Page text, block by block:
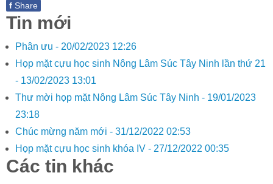
f Share
Tin mới
Phân ưu - 20/02/2023 12:26
Họp mặt cựu học sinh Nông Lâm Súc Tây Ninh lần thứ 21
- 13/02/2023 13:01
Thư mời họp mặt Nông Lâm Súc Tây Ninh - 19/01/2023
23:18
Chúc mừng năm mới - 31/12/2022 02:53
Họp mặt cựu học sinh khóa IV - 27/12/2022 00:35
Các tin khác